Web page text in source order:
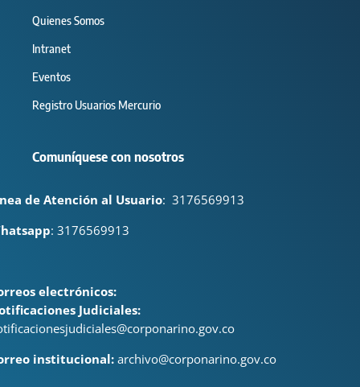
Quienes Somos
Intranet
Eventos
Registro Usuarios Mercurio
Comuníquese con nosotros
de Atención al Usuario: 3176569913
: 3176569913
electrónicos:
Judiciales:
institucional: archivo@corponarino.gov.co